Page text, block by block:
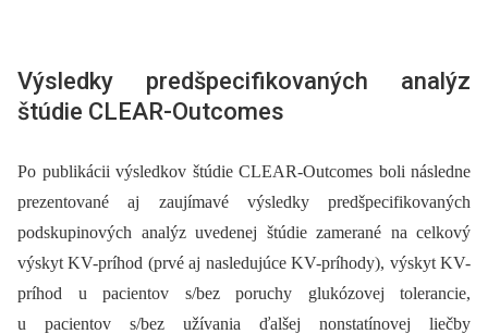
Výsledky predšpecifikovaných analýz
štúdie CLEAR-Outcomes
Po publikácii výsledkov štúdie CLEAR-Outcomes boli následne
prezentované aj zaujímavé výsledky predšpecifikovaných
podskupinových analýz uvedenej štúdie zamerané na celkový
výskyt KV-príhod (prvé aj nasledujúce KV-príhody), výskyt KV-
príhod u pacientov s/bez poruchy glukózovej tolerancie,
u pacientov s/bez užívania ďalšej nonstatínovej liečby